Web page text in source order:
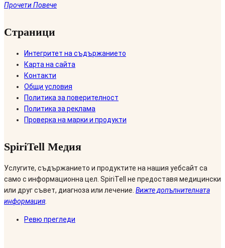
Прочети Повече
Страници
Интегритет на съдържанието
Карта на сайта
Контакти
Общи условия
Политика за поверителност
Политика за реклама
Проверка на марки и продукти
SpiriTell Медия
Услугите, съдържанието и продуктите на нашия уебсайт са
само с информационна цел. SpiriTell не предоставя медицински
или друг съвет, диагноза или лечение. Вижте допълнителната
информация.
Ревю прегледи